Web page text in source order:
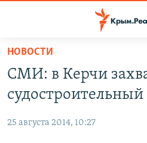
Вернуться
основному
содержанию
Вернутся
СПЕЦПРОЕКТЫ
КАРТА ВОЕННЫХ ОБЪЕКТОВ КРЫМА
ВОДА
ИСТОРИЯ
НОВОСТИ
СМИ: в Керчи
судостроительный
25 августа 2014, 10:27